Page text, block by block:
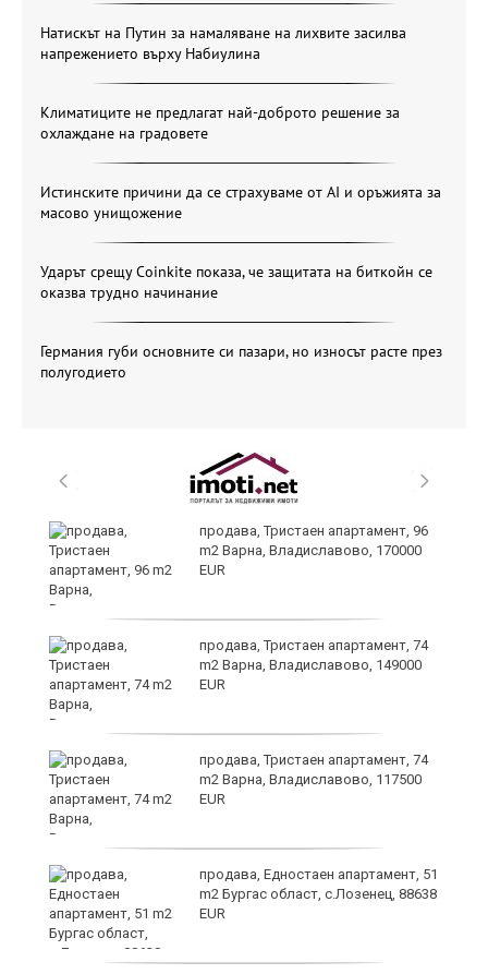
Натискът на Путин за намаляване на лихвите засилва
напрежението върху Набиулина
Климатиците не предлагат най-доброто решение за
охлаждане на градовете
Истинските причини да се страхуваме от AI и оръжията за
масово унищожение
Ударът срещу Coinkite показа, че защитата на биткойн се
оказва трудно начинание
Германия губи основните си пазари, но износът расте през
полугодието
продава, Тристаен апартамент, 96
m2 Варна, Владиславово, 170000
EUR
продава, Тристаен апартамент, 74
m2 Варна, Владиславово, 149000
EUR
продава, Тристаен апартамент, 74
m2 Варна, Владиславово, 117500
EUR
продава, Едностаен апартамент, 51
m2 Бургас област, с.Лозенец, 88638
EUR